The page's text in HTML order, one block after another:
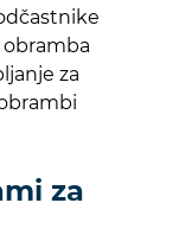
obramba
za
za